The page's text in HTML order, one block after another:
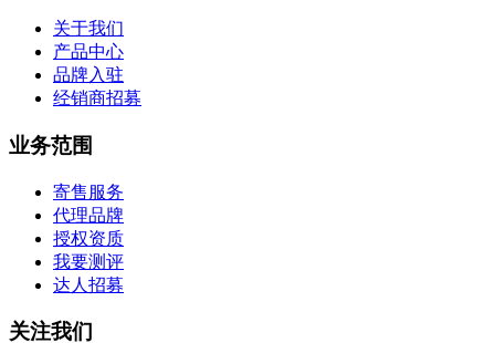
关于我们
产品中心
品牌入驻
经销商招募
业务范围
寄售服务
代理品牌
授权资质
我要测评
达人招募
关注我们